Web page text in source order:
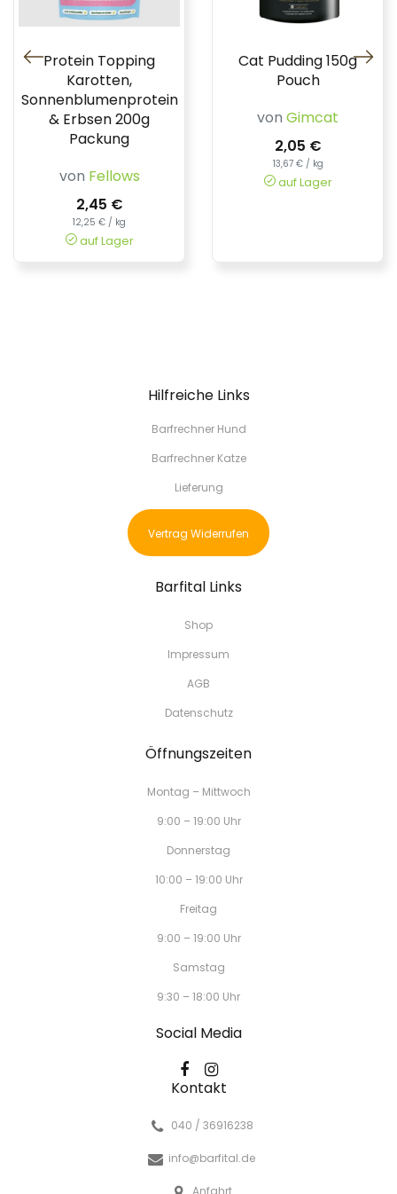
Protein Topping
Karotten,
Sonnenblumenprotein
& Erbsen 200g
Packung
von Fellows
2,45 €
12,25 € / kg
auf Lager
Cat Pudding 150g
Pouch
von Gimcat
2,05 €
13,67 € / kg
auf Lager
Hilfreiche Links
Barfrechner Hund
Barfrechner Katze
Lieferung
Vertrag Widerrufen
Barfital Links
Shop
Impressum
AGB
Datenschutz
Öffnungszeiten
Montag – Mittwoch
9:00 – 19:00 Uhr
Donnerstag
10:00 – 19:00 Uhr
Freitag
9:00 – 19:00 Uhr
Samstag
9:30 – 18:00 Uhr
Social Media
Kontakt
040 / 36916238
info@barfital.de